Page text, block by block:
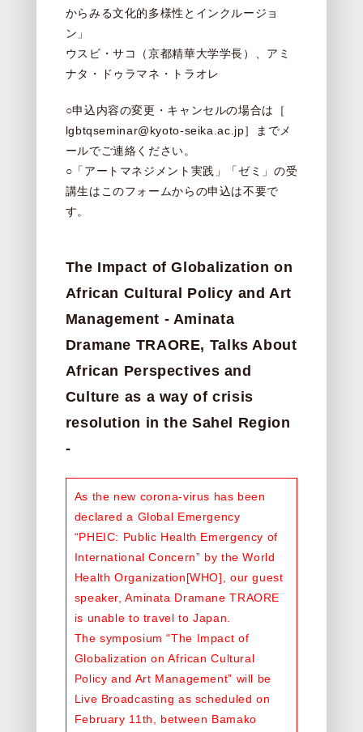
からみる文化的多様性とインクルージョ
ン」
ウスビ・サコ（京都精華大学学長）、アミ
ナタ・ドゥラマネ・トラオレ
○申込内容の変更・キャンセルの場合は［
lgbtqseminar@kyoto-seika.ac.jp］までメ
ールでご連絡ください。
○「アートマネジメント実践」「ゼミ」の受
講生はこのフォームからの申込は不要で
す。
The Impact of Globalization on
African Cultural Policy and Art
Management - Aminata
Dramane TRAORE, Talks About
African Perspectives and
Culture as a way of crisis
resolution in the Sahel Region
-
As the new corona-virus has been
declared a Global Emergency
“PHEIC: Public Health Emergency of
International Concern” by the World
Health Organization[WHO], our guest
speaker, Aminata Dramane TRAORE
is unable to travel to Japan.
The symposium “The Impact of
Globalization on African Cultural
Policy and Art Management” will be
Live Broadcasting as scheduled on
February 11th, between Bamako